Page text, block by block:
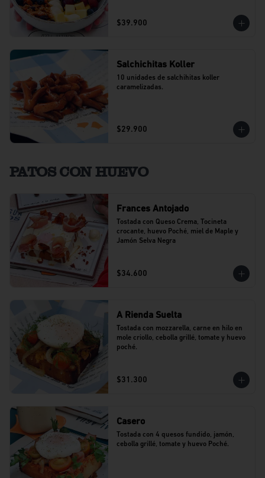
$39.900
Salchichitas Koller
10 unidades de salchihitas koller
caramelizadas.
$29.900
PATOS CON HUEVO
Frances Antojado
Tostada con Queso Crema, Tocineta
crocante, huevo Poché, miel de Maple y
Jamón Selva Negra
$34.600
A Rienda Suelta
Tostada con mozzarella, carne en hilo en
mole criollo, cebolla grillé, tomate y huevo
poché.
$31.300
Casero
Tostada con 4 quesos fundido, jamón,
cebolla grillé, tomate y huevo Poché.